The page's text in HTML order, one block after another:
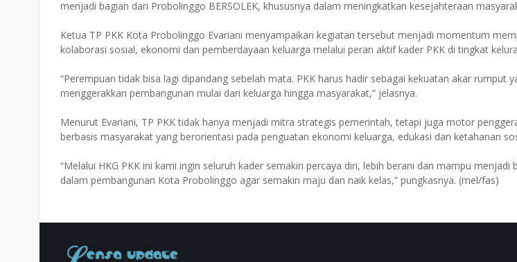
menjadi bagian dari Probolinggo BERSOLEK, khususnya dalam meningkatkan kesejahteraan
Ketua TP PKK Kota Probolinggo Evariani menyampaikan kegiatan tersebut menjadi momentum
kolaborasi sosial, ekonomi dan pemberdayaan keluarga melalui peran aktif kader PKK di tingkat
“Perempuan tidak bisa lagi dipandang sebelah mata. PKK harus hadir sebagai kekuatan akar rumput
menggerakkan pembangunan mulai dari keluarga hingga masyarakat,” jelasnya.
Menurut Evariani, TP PKK tidak hanya menjadi mitra strategis pemerintah, tetapi juga motor
berbasis masyarakat yang berorientasi pada penguatan ekonomi keluarga, edukasi dan ketahanan
“Melalui HKG PKK ini kami ingin seluruh kader semakin percaya diri, lebih berani dan mampu menjadi
dalam pembangunan Kota Probolinggo agar semakin maju dan naik kelas,” pungkasnya. (mel/fas)